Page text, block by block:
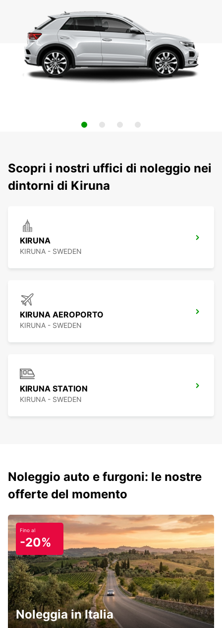
Scopri i nostri uffici di noleggio nei
dintorni di Kiruna
KIRUNA
KIRUNA - SWEDEN
KIRUNA AEROPORTO
KIRUNA - SWEDEN
KIRUNA STATION
KIRUNA - SWEDEN
Noleggio auto e furgoni: le nostre
offerte del momento
Fino al
-20%
Noleggia in Italia